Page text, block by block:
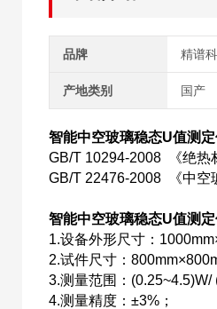
品牌 精谱
产地类别 国产
智能中空玻璃稳态U值测定
GB/T 10294-2008 《绝热
GB/T 22476-2008 《中空
智能中空玻璃稳态U值测定
1.设备外形尺寸：
2.试件尺寸：
3.测量范围：(0.25~4.5)W/
4.测量精度：±3%；